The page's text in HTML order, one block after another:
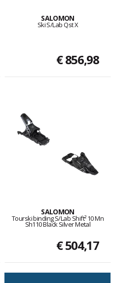
SALOMON
Ski S/Lab Qst X
€ 856,98
SALOMON
Tourski binding S/Lab Shift² 10 Mn
Sh110 Black Silver Metal
€ 504,17